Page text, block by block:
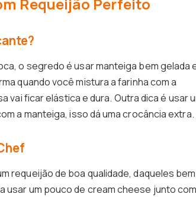
o segredo é usar manteiga bem gelada
quando você mistura a farinha com a
vai ficar elástica e dura. Outra dica é usar
a manteiga, isso dá uma crocância extra.
requeijão de boa qualidade, daqueles bem
usar um pouco de cream cheese junto